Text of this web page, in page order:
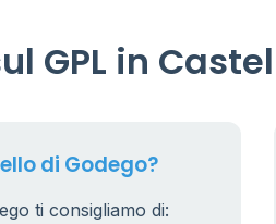
GPL in
di Godego?
ti consigliamo di: